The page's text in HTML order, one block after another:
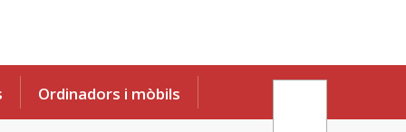
Ordinadors i mòbils